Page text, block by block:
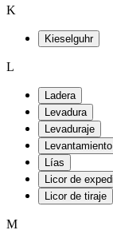
K
Kieselguhr
L
Ladera
Levadura
Levaduraje
Levantamiento
Lías
Licor de
Licor de tiraje
M